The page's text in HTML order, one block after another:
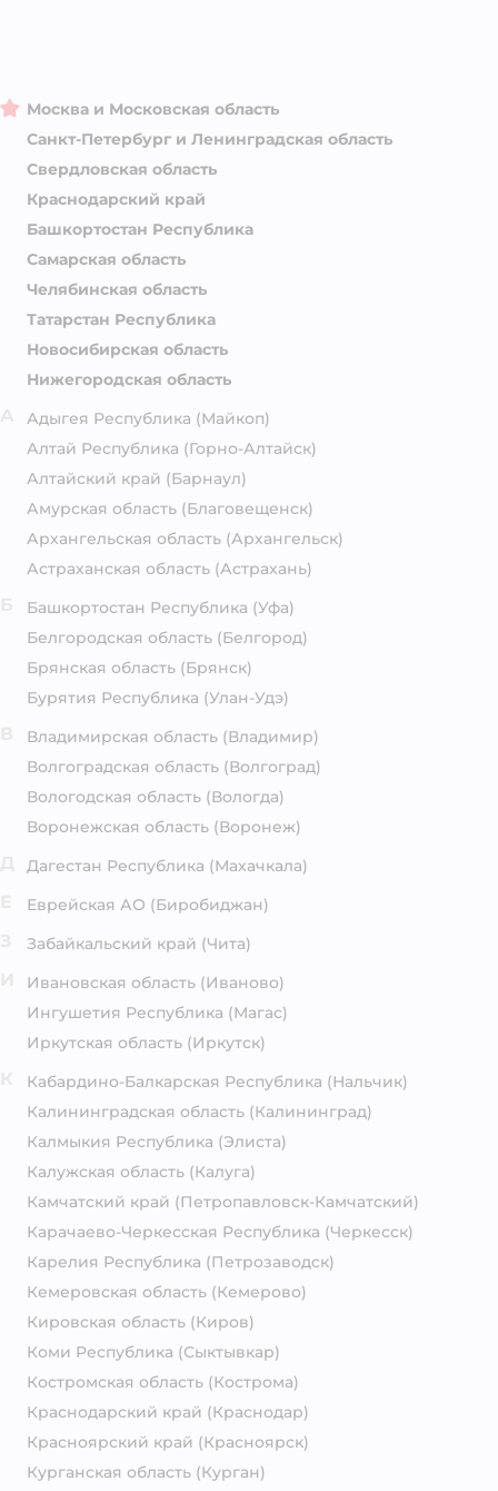
Москва и Московская область
Санкт-Петербург и Ленинградская область
Свердловская область
Краснодарский край
Башкортостан Республика
Самарская область
Челябинская область
Татарстан Республика
Новосибирская область
Нижегородская область
Адыгея Республика (Майкоп)
Алтай Республика (Горно-Алтайск)
Алтайский край (Барнаул)
Амурская область (Благовещенск)
Архангельская область (Архангельск)
Астраханская область (Астрахань)
Башкортостан Республика (Уфа)
Белгородская область (Белгород)
Брянская область (Брянск)
Бурятия Республика (Улан-Удэ)
Владимирская область (Владимир)
Волгоградская область (Волгоград)
Вологодская область (Вологда)
Воронежская область (Воронеж)
Дагестан Республика (Махачкала)
Еврейская АО (Биробиджан)
Забайкальский край (Чита)
Ивановская область (Иваново)
Ингушетия Республика (Магас)
Иркутская область (Иркутск)
Кабардино-Балкарская Республика (Нальчик)
Калининградская область (Калининград)
Калмыкия Республика (Элиста)
Калужская область (Калуга)
Камчатский край (Петропавловск-Камчатский)
Карачаево-Черкесская Республика (Черкесск)
Карелия Республика (Петрозаводск)
Кемеровская область (Кемерово)
Кировская область (Киров)
Коми Республика (Сыктывкар)
Костромская область (Кострома)
Краснодарский край (Краснодар)
Красноярский край (Красноярск)
Курганская область (Курган)